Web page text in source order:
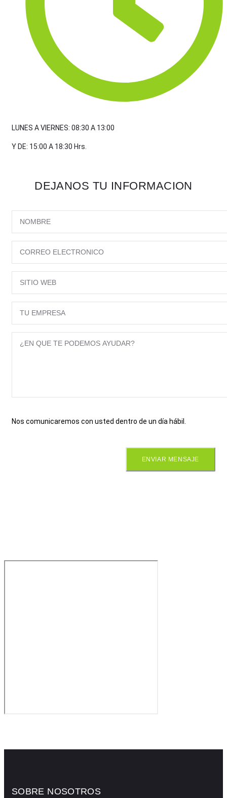
LUNES A VIERNES: 08:30 A 13:00
Y DE: 15:00 A 18:30 Hrs.
DEJANOS TU INFORMACION
Nos comunicaremos con usted dentro de un día hábil.
SOBRE NOSOTROS